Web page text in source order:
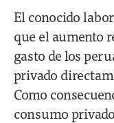
El conocido
que el aumento
gasto de los
privado
Como
consumo